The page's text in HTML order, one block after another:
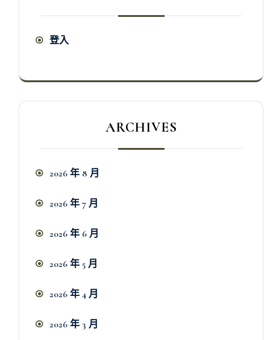
登入
ARCHIVES
2026 年 8 月
2026 年 7 月
2026 年 6 月
2026 年 5 月
2026 年 4 月
2026 年 3 月